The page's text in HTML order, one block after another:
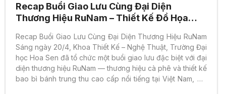
Recap Buổi Giao Lưu Cùng Đại Diện
Thương Hiệu RuNam – Thiết Kế Đồ Họa
Recap Buổi Giao Lưu Cùng Đại Diện Thương Hiệu RuNam
Sáng ngày 20/4, Khoa Thiết Kế – Nghệ Thuật, Trường Đại
học Hoa Sen đã tổ chức một buổi giao lưu đặc biệt với đại
diện thương hiệu RuNam — thương hiệu cà phê và thiết kế
bao bì bánh trung thu cao cấp nổi tiếng tại Việt Nam, nổi